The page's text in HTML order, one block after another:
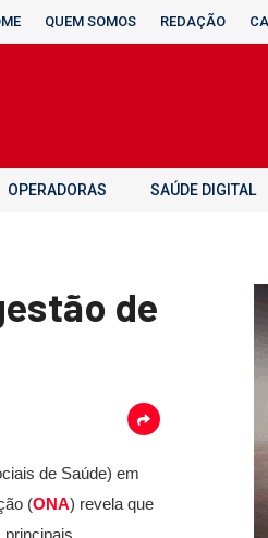
QUEM SOMOS REDAÇÃO
OPERADORAS SAÚDE DIGITAL
de
de Saúde) em
(ONA) revela que